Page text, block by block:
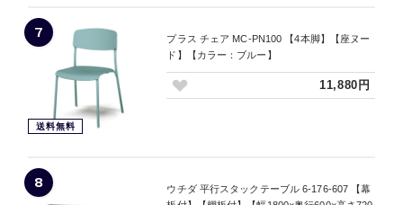
7
送料無料
プラス チェア MC-PN100 【4本脚】【座ヌー
ド】【カラー：ブルー】
11,880円
8
ウチダ 平行スタックテーブル 6-176-607 【幕